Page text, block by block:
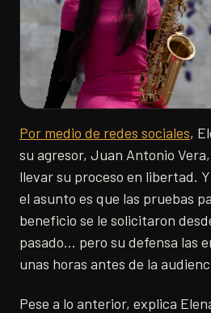
Por medio de redes sociales,
su agresor, Juan Antonio
llevar su proceso en libertad.
el asunto es que las pruebas
beneficio se le solicitaron
pasado… pero su defensa las
unas horas antes de la
Pese a lo anterior, explica